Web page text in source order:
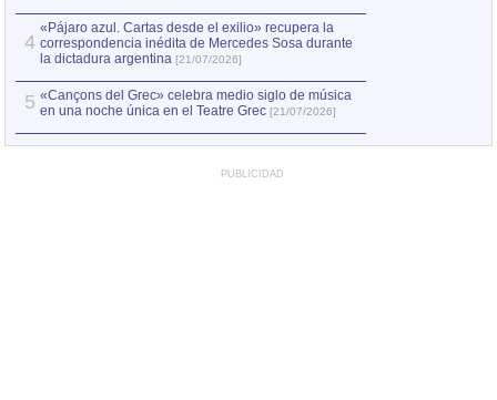
4
«Pájaro azul. Cartas desde el exilio» recupera la
correspondencia inédita de Mercedes Sosa durante
la dictadura argentina [21/07/2026]
5 «Cançons del Grec» celebra medio siglo de música
en una noche única en el Teatre Grec [21/07/2026]
PUBLICIDAD